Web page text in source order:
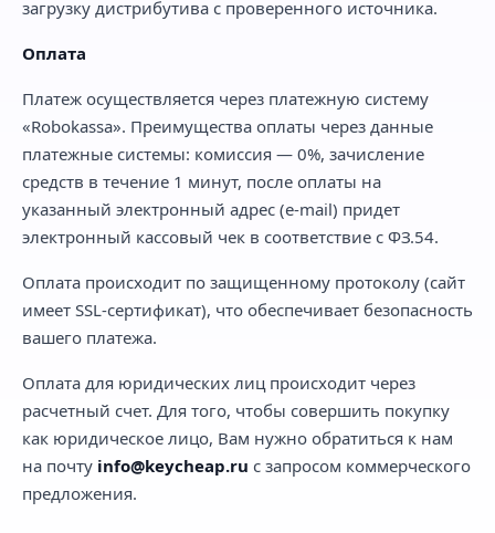
загрузку дистрибутива с проверенного источника.
Оплата
Платеж осуществляется через платежную систему
«Robokassa». Преимущества оплаты через данные
платежные системы: комиссия — 0%, зачисление
средств в течение 1 минут, после оплаты на
указанный электронный адрес (e-mail) придет
электронный кассовый чек в соответствие с ФЗ.54.
Оплата происходит по защищенному протоколу (сайт
имеет SSL-сертификат), что обеспечивает безопасность
вашего платежа.
Оплата для юридических лиц происходит через
расчетный счет. Для того, чтобы совершить покупку
как юридическое лицо, Вам нужно обратиться к нам
на почту info@keycheap.ru с запросом коммерческого
предложения.